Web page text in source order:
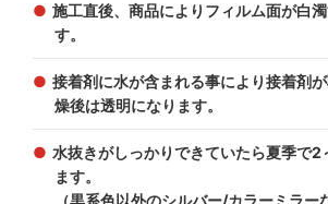
施工直後、商品によりフィルム面が白
す。
接着剤に水が含まれる事により接着剤
燥後は透明になります。
水抜きがしっかりできていたら夏季で2
ます。